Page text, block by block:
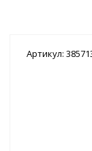
Артикул: